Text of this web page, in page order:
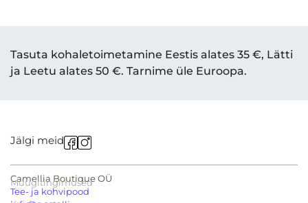
Tasuta kohaletoimetamine Eestis alates 35 €, Lätti
ja Leetu alates 50 €. Tarnime üle Euroopa.
Jälgi meid
Müügitingimused
Camellia Boutique OÜ
Tee- ja kohvipood